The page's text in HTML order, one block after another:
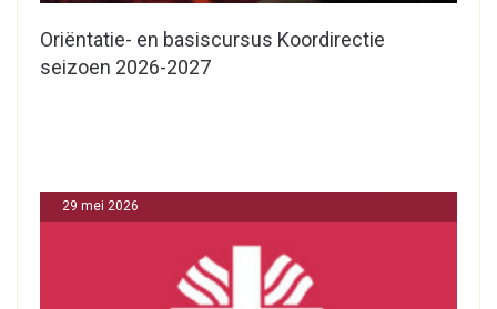
Oriëntatie- en basiscursus Koordirectie
seizoen 2026-2027
29 mei 2026